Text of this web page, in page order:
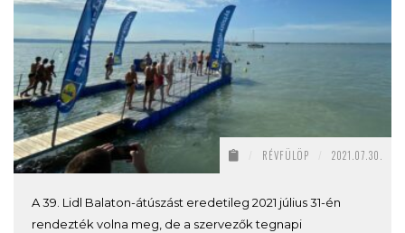
RÉVFÜLÖP 2021.07.30.
A 39. Lidl Balaton-átúszást eredetileg 2021 július 31-én
rendezték volna meg, de a szervezők tegnapi